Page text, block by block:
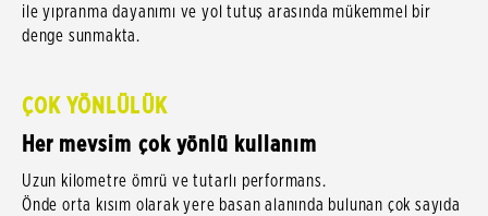
ile yıpranma dayanımı ve yol tutuş arasında mükemmel bir
denge sunmakta.
ÇOK YÖNLÜLÜK
Her mevsim çok yönlü kullanım
Uzun kilometre ömrü ve tutarlı performans.
Önde orta kısım olarak yere basan alanında bulunan çok sayıda